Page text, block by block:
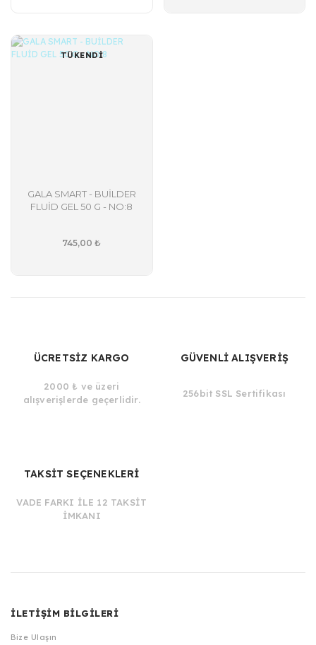
TÜKENDİ
GALA SMART - BUİLDER
FLUİD GEL 50 G - NO:8
745,00 ₺
ÜCRETSİZ KARGO
2000 ₺ ve üzeri
alışverişlerde geçerlidir.
GÜVENLİ ALIŞVERİŞ
256bit SSL Sertifikası
TAKSİT SEÇENEKLERİ
VADE FARKI İLE 12 TAKSİT
İMKANI
İLETİŞİM BİLGİLERİ
Bize Ulaşın